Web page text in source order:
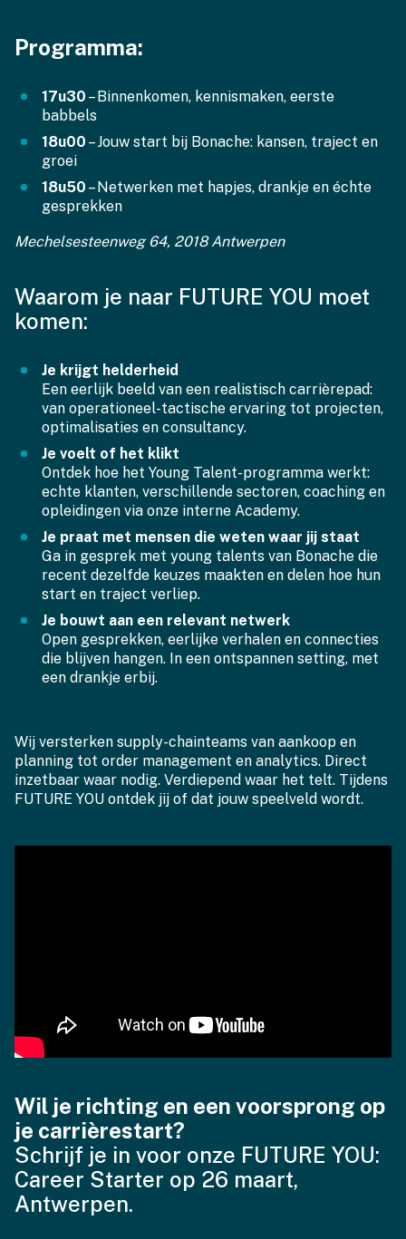
Programma:
17u30 – Binnenkomen, kennismaken, eerste
babbels
18u00 – Jouw start bij Bonache: kansen, traject en
groei
18u50 – Netwerken met hapjes, drankje en échte
gesprekken
Mechelsesteenweg 64, 2018 Antwerpen
Waarom je naar FUTURE YOU moet
komen:
Je krijgt helderheid
Een eerlijk beeld van een realistisch carrièrepad:
van operationeel-tactische ervaring tot projecten,
optimalisaties en consultancy.
Je voelt of het klikt
Ontdek hoe het Young Talent-programma werkt:
echte klanten, verschillende sectoren, coaching en
opleidingen via onze interne Academy.
Je praat met mensen die weten waar jij staat
Ga in gesprek met young talents van Bonache die
recent dezelfde keuzes maakten en delen hoe hun
start en traject verliep.
Je bouwt aan een relevant netwerk
Open gesprekken, eerlijke verhalen en connecties
die blijven hangen. In een ontspannen setting, met
een drankje erbij.
Wij versterken supply-chainteams van aankoop en
planning tot order management en analytics. Direct
inzetbaar waar nodig. Verdiepend waar het telt. Tijdens
FUTURE YOU ontdek jij of dat jouw speelveld wordt.
Wil je richting en een voorsprong op
je carrièrestart?
Schrijf je in voor onze FUTURE YOU:
Career Starter op 26 maart,
Antwerpen.